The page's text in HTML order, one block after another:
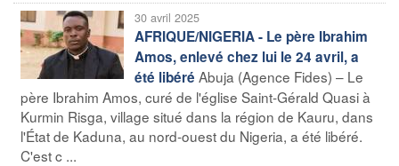
30 avril 2025
AFRIQUE/NIGERIA - Le père Ibrahim
Amos, enlevé chez lui le 24 avril, a
été libéré Abuja (Agence Fides) – Le
père Ibrahim Amos, curé de l'église Saint-Gérald Quasi à
Kurmin Risga, village situé dans la région de Kauru, dans
l'État de Kaduna, au nord-ouest du Nigeria, a été libéré.
C'est c ...